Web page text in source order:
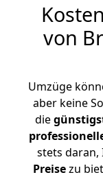
von
Umzüge
aber keine
die
stets daran,
Preisezu